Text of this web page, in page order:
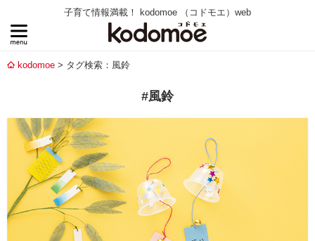
子育て情報満載！ kodomoe （コドモエ）web
kodomoe タグ検索：風鈴
#風鈴